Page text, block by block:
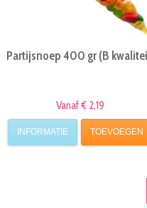
Partijsnoep 400 gr (B
Vanaf € 2,19
INFORMATIE TOEVOEGEN